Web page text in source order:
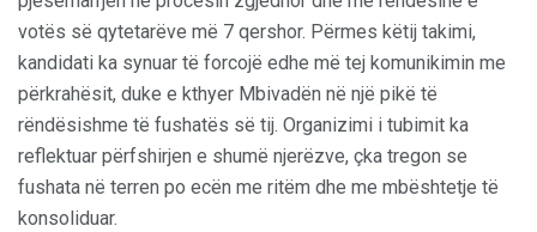
votës së qytetarëve më 7 qershor. Përmes këtij takimi,
kandidati ka synuar të forcojë edhe më tej komunikimin me
përkrahësit, duke e kthyer Mbivadën në një pikë të
rëndësishme të fushatës së tij. Organizimi i tubimit ka
reflektuar përfshirjen e shumë njerëzve, çka tregon se
fushata në terren po ecën me ritëm dhe me mbështetje të
konsoliduar.